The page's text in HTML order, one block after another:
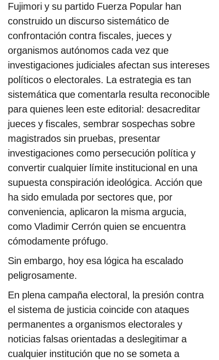
Fujimori y su partido Fuerza Popular han
construido un discurso sistemático de
confrontación contra fiscales, jueces y
organismos autónomos cada vez que
investigaciones judiciales afectan sus intereses
políticos o electorales. La estrategia es tan
sistemática que comentarla resulta reconocible
para quienes leen este editorial: desacreditar
jueces y fiscales, sembrar sospechas sobre
magistrados sin pruebas, presentar
investigaciones como persecución política y
convertir cualquier límite institucional en una
supuesta conspiración ideológica. Acción que
ha sido emulada por sectores que, por
conveniencia, aplicaron la misma argucia,
como Vladimir Cerrón quien se encuentra
cómodamente prófugo.
Sin embargo, hoy esa lógica ha escalado
peligrosamente.
En plena campaña electoral, la presión contra
el sistema de justicia coincide con ataques
permanentes a organismos electorales y
noticias falsas orientadas a deslegitimar a
cualquier institución que no se someta a